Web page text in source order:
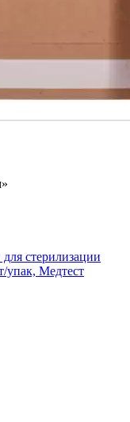
стерилизации
Медтест